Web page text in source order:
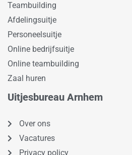
Teambuilding
Afdelingsuitje
Personeelsuitje
Online bedrijfsuitje
Online teambuilding
Zaal huren
Uitjesbureau Arnhem
Over ons
Vacatures
Privacy policy